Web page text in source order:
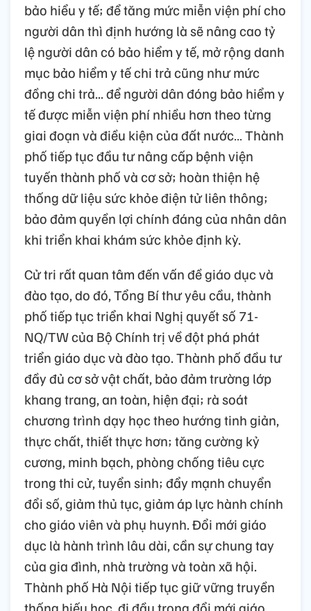
bảo hiểu y tế; để tăng mức miễn viện phí cho
người dân thì định hướng là sẽ nâng cao tỷ
lệ người dân có bảo hiểm y tế, mở rộng danh
mục bảo hiểm y tế chi trả cũng như mức
đồng chi trả... để người dân đóng bảo hiểm y
tế được miễn viện phí nhiều hơn theo từng
giai đoạn và điều kiện của đất nước… Thành
phố tiếp tục đầu tư nâng cấp bệnh viện
tuyến thành phố và cơ sở; hoàn thiện hệ
thống dữ liệu sức khỏe điện tử liên thông;
bảo đảm quyền lợi chính đáng của nhân dân
khi triển khai khám sức khỏe định kỳ.
Cử tri rất quan tâm đến vấn đề giáo dục và
đào tạo, do đó, Tổng Bí thư yêu cầu, thành
phố tiếp tục triển khai Nghị quyết số 71-
NQ/TW của Bộ Chính trị về đột phá phát
triển giáo dục và đào tạo. Thành phố đầu tư
đầy đủ cơ sở vật chất, bảo đảm trường lớp
khang trang, an toàn, hiện đại; rà soát
chương trình dạy học theo hướng tinh giản,
thực chất, thiết thực hơn; tăng cường kỷ
cương, minh bạch, phòng chống tiêu cực
trong thi cử, tuyển sinh; đẩy mạnh chuyển
đổi số, giảm thủ tục, giảm áp lực hành chính
cho giáo viên và phụ huynh. Đổi mới giáo
dục là hành trình lâu dài, cần sự chung tay
của gia đình, nhà trường và toàn xã hội.
Thành phố Hà Nội tiếp tục giữ vững truyền